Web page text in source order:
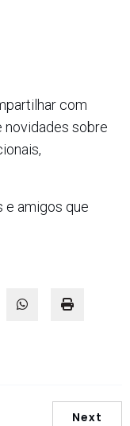
com
novidades sobre
e amigos que
Next